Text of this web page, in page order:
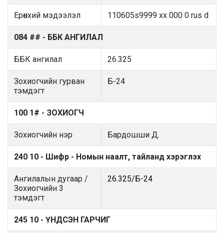
Ерөнхий мэдээлэл 110605s9999 xx 000 0 rus d
084 ## - ББК АНГИЛАЛ
ББК ангилал 26.325
Зохиогчийн гурван
тэмдэгт
Б-24
100 1# - ЗОХИОГЧ
Зохиогчийн нэр Бардошши Д.
240 10 - Шифр - Номын наалт, тайланд хэрэглэх
Ангилалын дугаар /
Зохиогчийн 3
тэмдэгт
26.325/Б-24
245 10 - ҮНДСЭН ГАРЧИГ